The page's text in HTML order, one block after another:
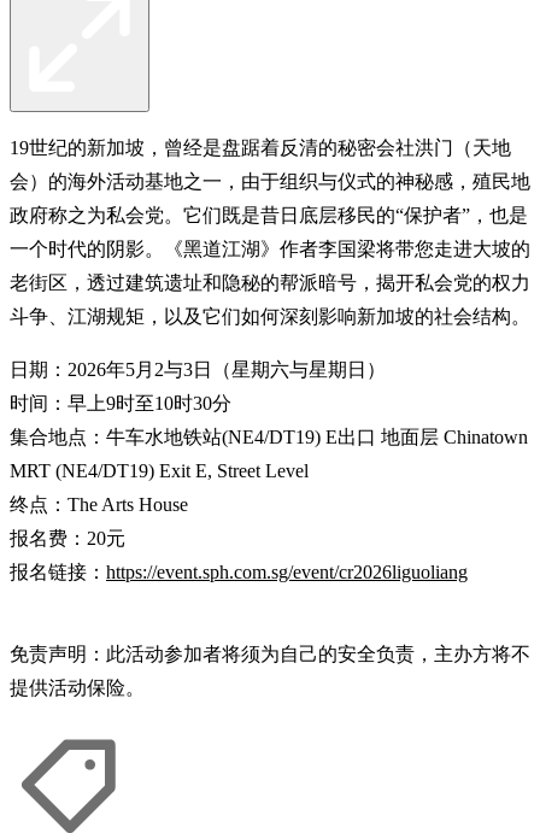
19世纪的新加坡，曾经是盘踞着反清的秘密会社洪门（天地
会）的海外活动基地之一，由于组织与仪式的神秘感，殖民地
政府称之为私会党。它们既是昔日底层移民的“保护者”，也是
一个时代的阴影。《黑道江湖》作者李国梁将带您走进大坡的
老街区，透过建筑遗址和隐秘的帮派暗号，揭开私会党的权力
斗争、江湖规矩，以及它们如何深刻影响新加坡的社会结构。
日期：2026年5月2与3日（星期六与星期日）
时间：早上9时至10时30分
集合地点：牛车水地铁站(NE4/DT19) E出口 地面层 Chinatown
MRT (NE4/DT19) Exit E, Street Level
终点：The Arts House
报名费：20元
报名链接： https://event.sph.com.sg/event/cr2026liguoliang
免责声明：此活动参加者将须为自己的安全负责，主办方将不
提供活动保险。